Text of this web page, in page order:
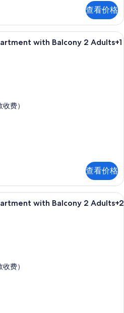
查看价格
高档床上用品、客房内保险箱、免费
with Balcony 2 Adults+1
费）
查看价格
高档床上用品、客房内保险箱、免费
with Balcony 2 Adults+2
费）